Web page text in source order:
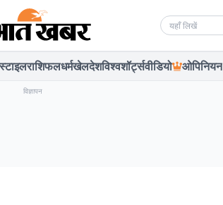
Search news
राशिफलधर्मखेलदेशविश्वशॉर्ट्सवीडियो ओपिनियन
विज्ञापन